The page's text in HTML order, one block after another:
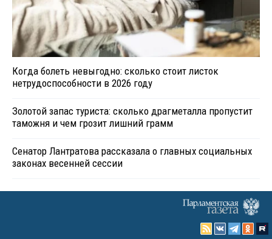
Когда болеть невыгодно: сколько стоит листок
нетрудоспособности в 2026 году
Золотой запас туриста: сколько драгметалла пропустит
таможня и чем грозит лишний грамм
Сенатор Лантратова рассказала о главных социальных
законах весенней сессии